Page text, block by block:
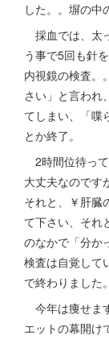
した。。塀の中
採血では、太
う事で5回も針
内視鏡の検査。
さい」と言われ
てしまい、「喋
とか終了。
2時間位待っ
大丈夫なのです
それと、￥肝臓
て下さい、それ
のなかで「分か
検査は自覚して
で終わりました。
今年は痩せま
エットの幕開け